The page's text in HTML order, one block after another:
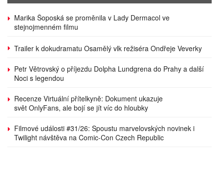
Marika Šoposká se proměnila v Lady Dermacol ve
stejnojmenném filmu
Trailer k dokudramatu Osamělý vlk režiséra Ondřeje Veverky
Petr Větrovský o příjezdu Dolpha Lundgrena do Prahy a další
Noci s legendou
Recenze Virtuální přítelkyně: Dokument ukazuje
svět OnlyFans, ale bojí se jít víc do hloubky
Filmové události #31/26: Spoustu marvelovských novinek i
Twilight návštěva na Comic-Con Czech Republic